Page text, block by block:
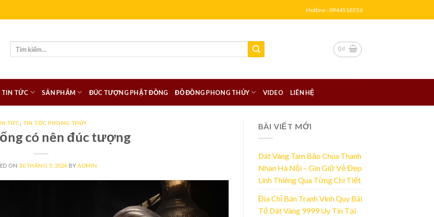
Hotline : 0944518556
0₫
TIN TỨC SẢN PHẨM ĐÚC TƯỢNG PHẬT ĐỒNG ĐỒ ĐỒNG PHONG THỦY VIDEO LIÊN HỆ
TỨC TIN TỨC PHONG THỦY
có nên đúc tượng
ON30 THÁNG 5, 2024 BY ADMIN
BÀI VIẾT MỚI
Dát Vàng Tam Bảo Chùa Thanh
Nhàn Hà Nội – Gìn Giữ Vẻ Đẹp
Linh Thiêng Qua Từng Chi Tiết
Địa Chỉ Bán Tranh Vinh Quy Bái
Tổ Dát Vàng 9999 Uy Tín Tại